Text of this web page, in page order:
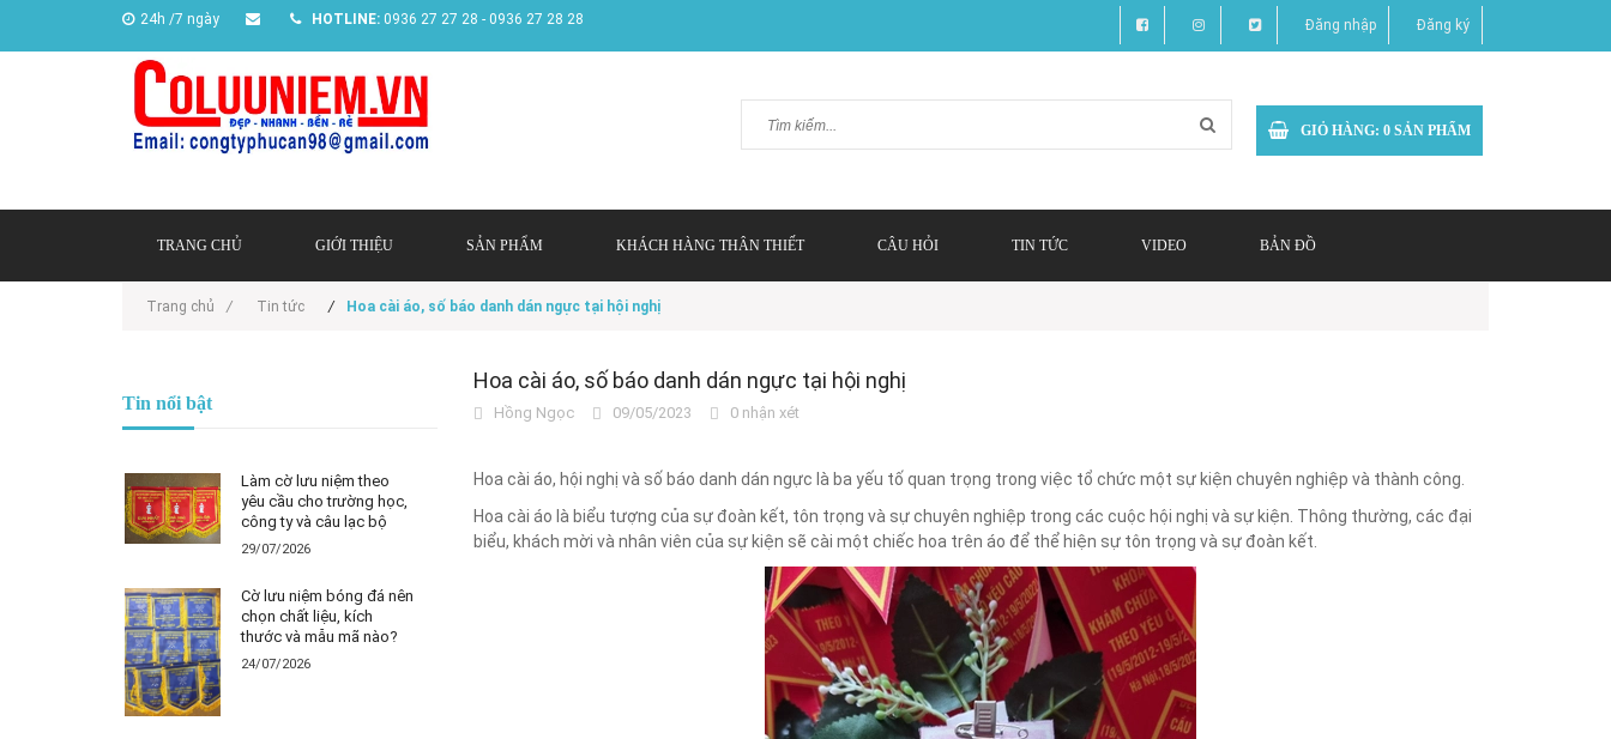
24h /7 ngày HOTLINE: 0936 27 27 28 - 0936 27 28 28 Đăng nhập Đăng ký
GIỎ HÀNG: 0 SẢN PHẨM
TRANG CHỦ GIỚI THIỆU SẢN PHẨM KHÁCH HÀNG THÂN THIẾT CÂU HỎI TIN TỨC VIDEO BẢN ĐỒ
Trang chủ / Tin tức / Hoa cài áo, số báo danh dán ngực tại hội nghị
Tin nổi bật
Làm cờ lưu niệm theo
yêu cầu cho trường học,
công ty và câu lạc bộ
29/07/2026
Cờ lưu niệm bóng đá nên
chọn chất liệu, kích
thước và mẫu mã nào?
24/07/2026
Hoa cài áo, số báo danh dán ngực tại hội nghị
Hồng Ngọc 09/05/2023 0 nhận xét
Hoa cài áo, hội nghị và số báo danh dán ngực là ba yếu tố quan trọng trong việc tổ chức một sự kiện chuyên nghiệp và thành công.
Hoa cài áo là biểu tượng của sự đoàn kết, tôn trọng và sự chuyên nghiệp trong các cuộc hội nghị và sự kiện. Thông thường, các đại
biểu, khách mời và nhân viên của sự kiện sẽ cài một chiếc hoa trên áo để thể hiện sự tôn trọng và sự đoàn kết.